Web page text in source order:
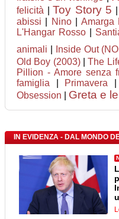
felicità |Toy Story 5
abissi
Nino| Amarga
L'Hangar Rosso
animali
Inside Out
Old Boy (2003)|The
Pillion - Amore senza
famiglia
Primavera
Obsession
Greta e
IN EVIDENZA - DAL MONDO